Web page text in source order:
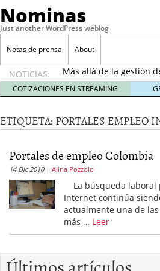
Nominas
Just another WordPress weblog
Notas de prensa About
NOTICIAS:
Desempleo Colombia
Más allá de la gestión
Una digitalización
en el sector financiero
Consejos para el
Más allá de la gestión
COTIZACIONES EN STREAMING
ETIQUETA: PORTALES EMPLEO
Portales de empleo Colombia
14 Dic 2010 Alina Pozzolo
La búsqueda laboral
Internet continúa
actualmente una de las
más … Leer